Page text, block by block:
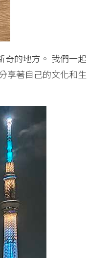
奇的地方。 我們一起
享著自己的文化和生